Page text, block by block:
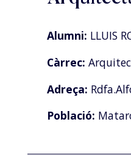
Alumni: LLUIS
Càrrec:
Adreça:
Població: